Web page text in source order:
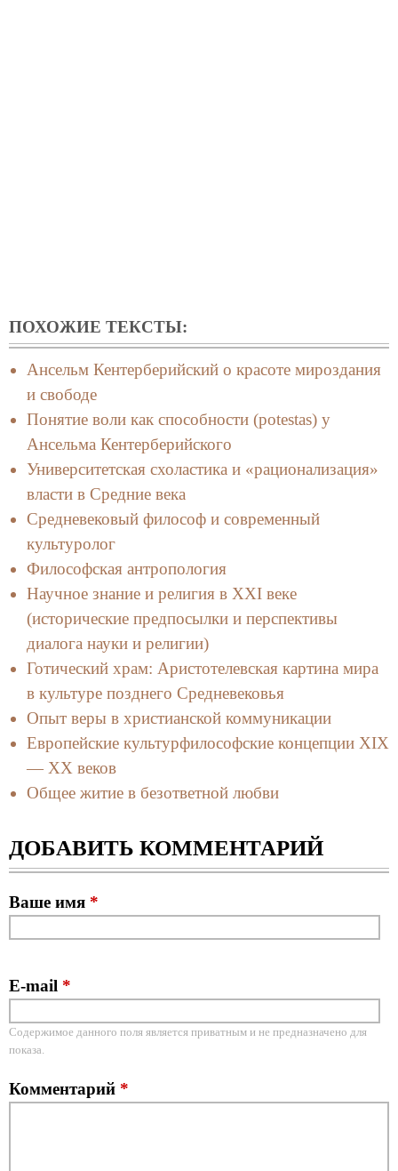
ПОХОЖИЕ ТЕКСТЫ:
Ансельм Кентерберийский о красоте мироздания
и свободе
Понятие воли как способности (potestas) у
Ансельма Кентерберийского
Университетская схоластика и «рационализация»
власти в Средние века
Средневековый философ и современный
культуролог
Философская антропология
Научное знание и религия в XXI веке
(исторические предпосылки и перспективы
диалога науки и религии)
Готический храм: Аристотелевская картина мира
в культуре позднего Средневековья
Опыт веры в христианской коммуникации
Европейские культурфилософские концепции XIX
— XX веков
Общее житие в безответной любви
ДОБАВИТЬ КОММЕНТАРИЙ
Ваше имя *
E-mail *
Содержимое данного поля является приватным и не предназначено для
показа.
Комментарий *